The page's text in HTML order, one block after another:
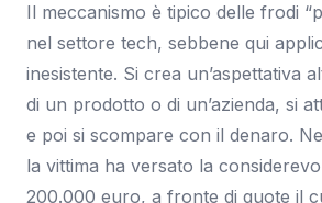
Il meccanismo è tipico delle frodi
nel settore tech, sebbene qui
inesistente. Si crea un’aspettativa
di un prodotto o di un’azienda, si
e poi si scompare con il denaro.
la vittima ha versato la
200.000 euro, a fronte di quote il